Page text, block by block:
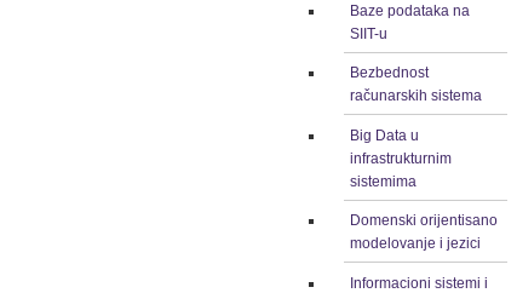
Baze podataka na
SIIT-u
Bezbednost
računarskih sistema
Big Data u
infrastrukturnim
sistemima
Domenski orijentisano
modelovanje i jezici
Informacioni sistemi i